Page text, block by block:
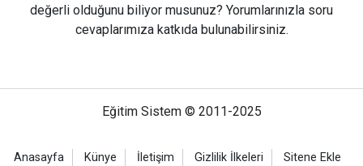
değerli olduğunu biliyor musunuz? Yorumlarınızla soru
cevaplarımıza katkıda bulunabilirsiniz.
Eğitim Sistem © 2011-2025
Anasayfa Künye İletişim Gizlilik İlkeleri Sitene Ekle